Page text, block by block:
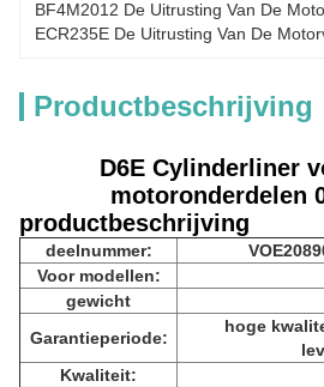
BF4M2012 De Uitrusting Van De
ECR235E De Uitrusting Van De
Productbeschrijving
D6E Cylinderliner
motoronderdelen
productbeschrijving
deelnummer:
Voor modellen:
gewicht
Garantieperiode:
hoge
Kwaliteit: